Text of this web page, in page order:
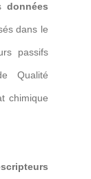
données
dans le
passifs
Qualité
chimique